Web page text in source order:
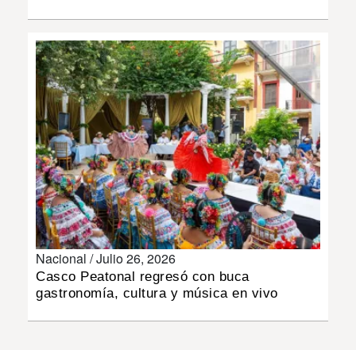
INSÓLITAS
MULTIMEDIA
IMPRESO
Nacional /Julio 26, 2026
Casco Peatonal regresó con buca
gastronomía, cultura y música en vivo